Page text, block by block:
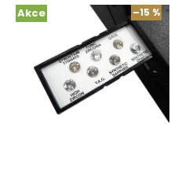
Výpis
produktů
Akce –15 %